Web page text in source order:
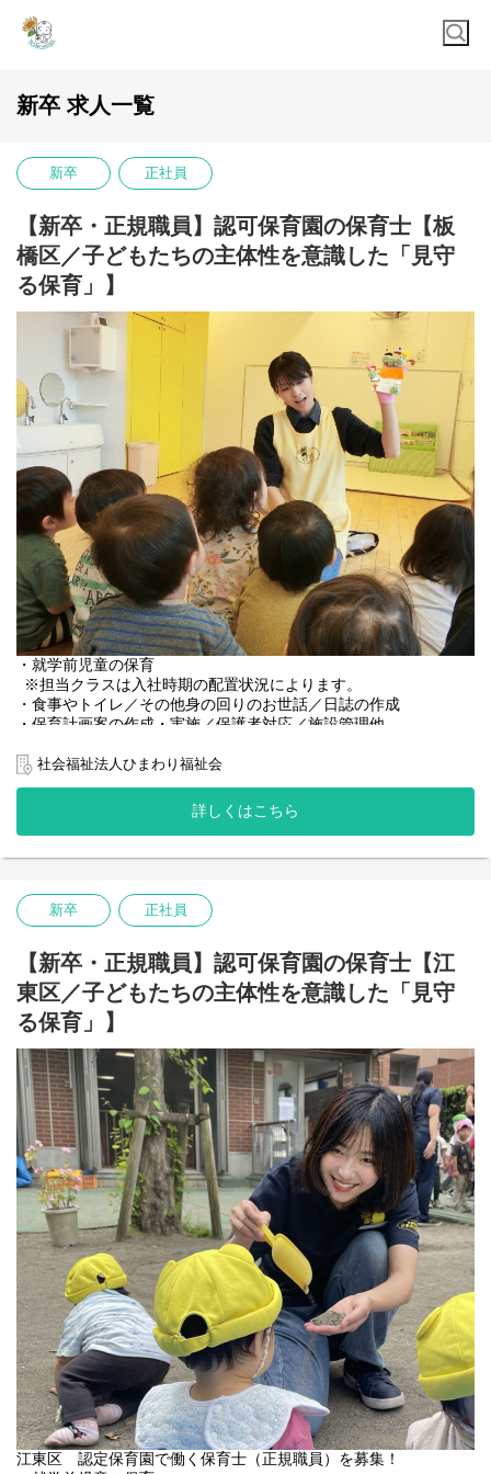
新卒 求人一覧
新卒 正社員
【新卒・正規職員】認可保育園の保育士【板
橋区／子どもたちの主体性を意識した「見守
る保育」】
・就学前児童の保育
※担当クラスは入社時期の配置状況によります。
・食事やトイレ／その他身の回りのお世話／日誌の作成
・保育計画案の作成・実施／保護者対応／施設管理他
≪子どもたちの主体性を大事にする保育≫
・主体性、好奇心、探求心！を育てたい！
・得意、上手を増やすだけではなく「好き」を増やしてあげた
社会福祉法人ひまわり福祉会
詳しくはこちら
新卒 正社員
【新卒・正規職員】認可保育園の保育士【江
東区／子どもたちの主体性を意識した「見守
る保育」】
江東区 認定保育園で働く保育士（正規職員）を募集！